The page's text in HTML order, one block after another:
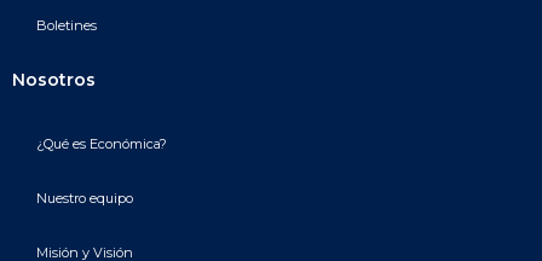
Boletines
Nosotros
¿Qué es Económica?
Nuestro equipo
Misión y Visión